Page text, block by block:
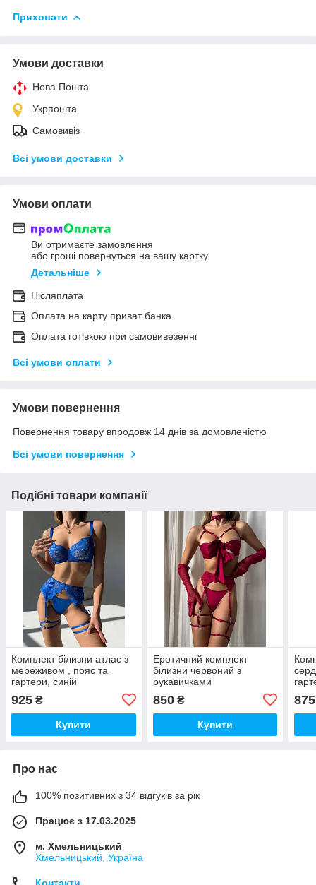
Приховати
Умови доставки
Нова Пошта
Укрпошта
Самовивіз
Всі умови доставки
Умови оплати
Ви отримаєте замовлення
або гроші повернуться на вашу картку
Детальніше
Післяплата
Оплата на карту приват банка
Оплата готівкою при самовивезенні
Всі умови оплати
Умови повернення
Повернення товару впродовж 14 днів за домовленістю
Всі умови повернення
Подібні товари компанії
Комплект білизни атлас з
мереживом , пояс та
гартери, синій
925 ₴
Купити
Еротичний комплект
білизни червоний з
рукавичками
850₴
Купити
875
Про нас
100% позитивних з 34 відгуків за рік
Працює з 17.03.2025
м. Хмельницький
Хмельницький, Україна